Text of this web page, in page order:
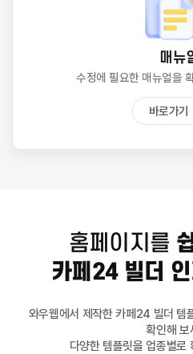
매뉴
수정에 필요한 매뉴얼을
바로가기
홈페이지를
카페24 빌더 인
와우웹에서 제작한 카페24 빌더 템
확인해 보
다양한 템플릿을 업종별로